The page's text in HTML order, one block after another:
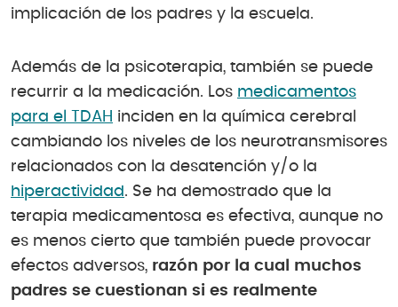
implicación de los padres y la escuela.
Además de la psicoterapia, también se puede
recurrir a la medicación. Los medicamentos
para el TDAH inciden en la química cerebral
cambiando los niveles de los neurotransmisores
relacionados con la desatención y/o la
hiperactividad . Se ha demostrado que la
terapia medicamentosa es efectiva, aunque no
es menos cierto que también puede provocar
efectos adversos, razón por la cual muchos
padres se cuestionan si es realmente